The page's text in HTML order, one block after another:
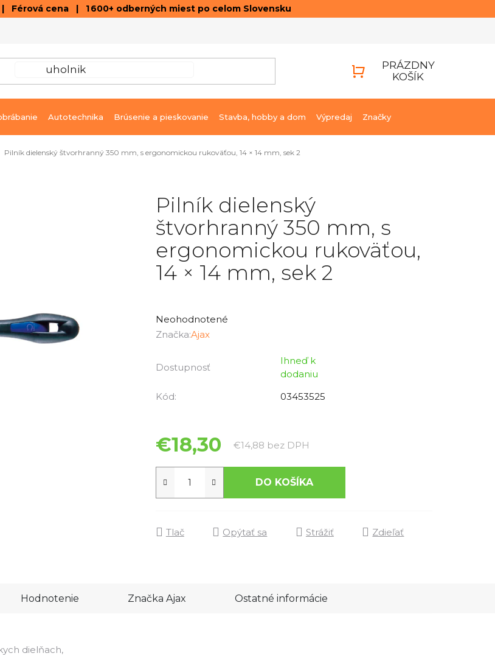
| Férová cena | 1 600+ odberných miest po celom Slovensku
KOŠÍK
PRÁZDNY
KOŠÍK
Autotechnika Brúsenie a pieskovanie Stavba, hobby a dom Výpredaj Značky
Pilník dielenský štvorhranný 350 mm, s ergonomickou rukoväťou, 14 × 14 mm, sek 2
Pilník dielenský
štvorhranný 350 mm, s
ergonomickou rukoväťou,
14 × 14 mm, sek 2
hodnotenie
produktu
0,0
5
Neohodnotené
Značka:Ajax
Dostupnosť
Ihneď k
dodaniu
Kód:
03453525
€18,30 €14,88 bez DPH
DO KOŠÍKA
Tlač Opýtať sa Strážiť Zdieľať
Hodnotenie Značka Ajax Ostatné informácie
dielňach,